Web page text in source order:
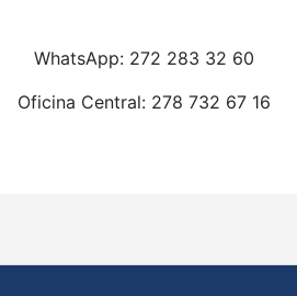
WhatsApp: 272 283 32 60
Oficina Central: 278 732 67 16